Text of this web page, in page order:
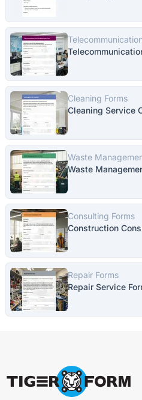
Cleaning Forms
Cleaning Service
Waste
Waste
Consulting Forms
Construction
Repair Forms
Repair Service